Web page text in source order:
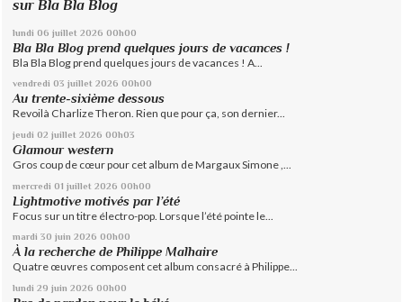
sur Bla Bla Blog
lundi 06 juillet 2026 00h00
Bla Bla Blog prend quelques jours de vacances !
Bla Bla Blog prend quelques jours de vacances ! A...
vendredi 03 juillet 2026 00h00
Au trente-sixième dessous
Revoilà Charlize Theron. Rien que pour ça, son dernier...
jeudi 02 juillet 2026 00h03
Glamour western
Gros coup de cœur pour cet album de Margaux Simone ,...
mercredi 01 juillet 2026 00h00
Lightmotive motivés par l’été
Focus sur un titre électro-pop. Lorsque l’été pointe le...
mardi 30 juin 2026 00h00
À la recherche de Philippe Malhaire
Quatre œuvres composent cet album consacré à Philippe...
lundi 29 juin 2026 00h00